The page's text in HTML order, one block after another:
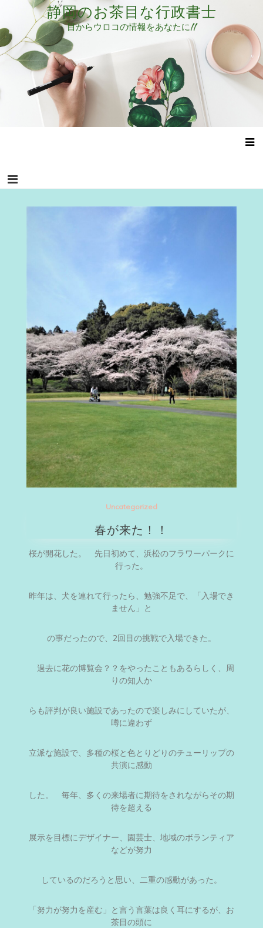
テ
ン
ツ
キ
静岡のお茶目な行政書士
目からウロコの情報をあなたに!!
Uncategorized
春が来た！！
桜が開花した。 先日初めて、浜松のフラワーパークに
行った。
昨年は、犬を連れて行ったら、勉強不足で、「入場でき
ません」と
の事だったので、2回目の挑戦で入場できた。
過去に花の博覧会？？をやったこともあるらしく、周
りの知人か
らも評判が良い施設であったので楽しみにしていたが、
噂に違わず
立派な施設で、多種の桜と色とりどりのチューリップの
共演に感動
した。 毎年、多くの来場者に期待をされながらその期
待を超える
展示を目標にデザイナー、園芸士、地域のボランティア
などが努力
しているのだろうと思い、二重の感動があった。
「努力が努力を産む」と言う言葉は良く耳にするが、お
茶目の頭に